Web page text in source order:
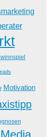
Leads
Motivation